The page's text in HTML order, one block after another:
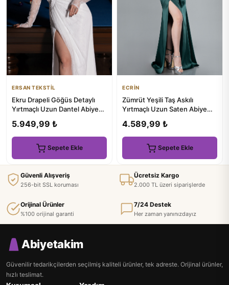
ERSAN TEKSTİL
Ekru Drapeli Göğüs Detaylı
Yırtmaçlı Uzun Dantel Abiye
5.949,99 ₺
Sepete Ekle
ECRİN
Zümrüt Yeşili Taş Askılı
Yırtmaçlı Uzun Saten Abiye
4.589,99 ₺
Sepete Ekle
Güvenli Alışveriş
256-bit SSL koruması
Ücretsiz Kargo
2.000 TL üzeri siparişlerde
Orijinal Ürünler
%100 orijinal garanti
7/24 Destek
Her zaman yanınızdayız
Abiyetakim
Güvenilir tedarikçilerden seçilmiş kaliteli ürünler, tek adreste. Orijinal ürünler,
hızlı teslimat.